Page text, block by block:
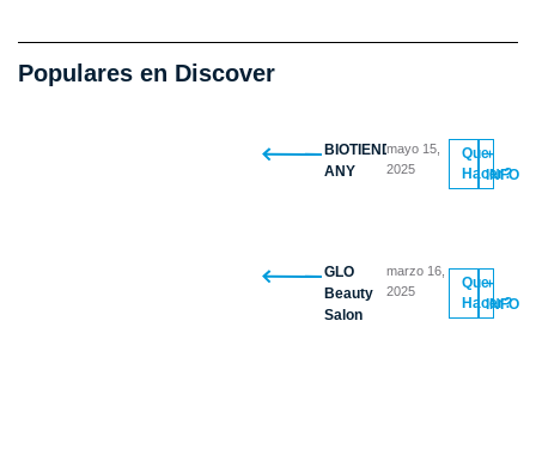
Populares en Discover
BIOTIENDA
ANY
mayo 15,
2025
Que
Hacer?
+
INFO
GLO
Beauty
Salon
marzo 16,
2025
Que
Hacer?
+
INFO